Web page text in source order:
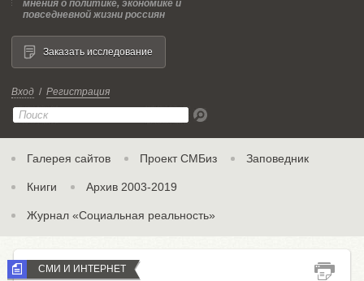
мнения о политике, экономике и
повседневной жизни россиян
Вход / Регистрация
Галерея сайтов Проект СМБиз Заповедник
Книги Архив 2003-2019
Журнал «Социальная реальность»
Заказать исследование
СМИ И ИНТЕРНЕТ